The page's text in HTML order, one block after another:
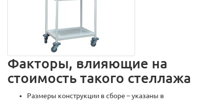
Факторы, влияющие на
стоимость такого стеллажа
Размеры конструкции в сборе – указаны в